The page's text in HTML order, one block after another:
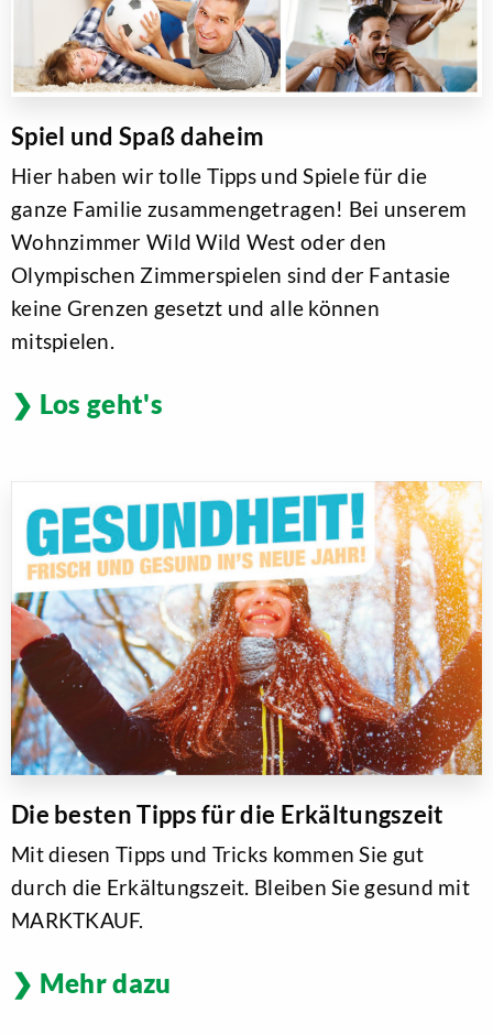
Spiel und Spaß daheim
Hier haben wir tolle Tipps und Spiele für die
ganze Familie zusammengetragen! Bei unserem
Wohnzimmer Wild Wild West oder den
Olympischen Zimmerspielen sind der Fantasie
keine Grenzen gesetzt und alle können
mitspielen.
Los geht's
Die besten Tipps für die Erkältungszeit
Mit diesen Tipps und Tricks kommen Sie gut
durch die Erkältungszeit. Bleiben Sie gesund mit
MARKTKAUF.
Mehr dazu